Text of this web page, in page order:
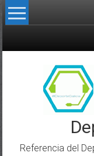
Skip to content
Referencia del